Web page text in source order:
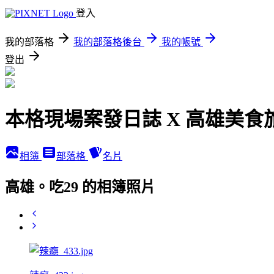
登入
我的部落格 我的部落格後台
我的帳號
登出
本格現場案發日誌 X 高雄美食
相簿 部落格 名片
高雄。吃29 的相簿照片